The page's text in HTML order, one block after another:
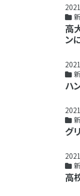
高
ン
ハ
グ
高